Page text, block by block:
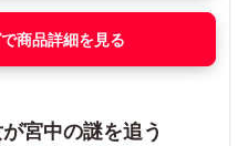
商品詳細を見る
宮中の謎を追う